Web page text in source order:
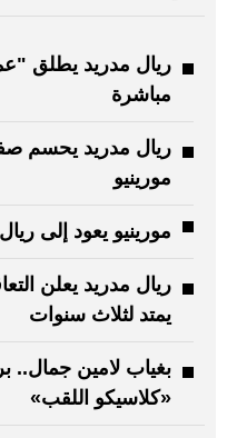
ريال مدريد يطلق
مباشرة
ريال مدريد يحسم
مورينيو
مورينيو يعود إلى
ريال مدريد يعلن
يمتد لثلاث سنوات
بغياب لامين جمال..
«كلاسيكو اللقب»